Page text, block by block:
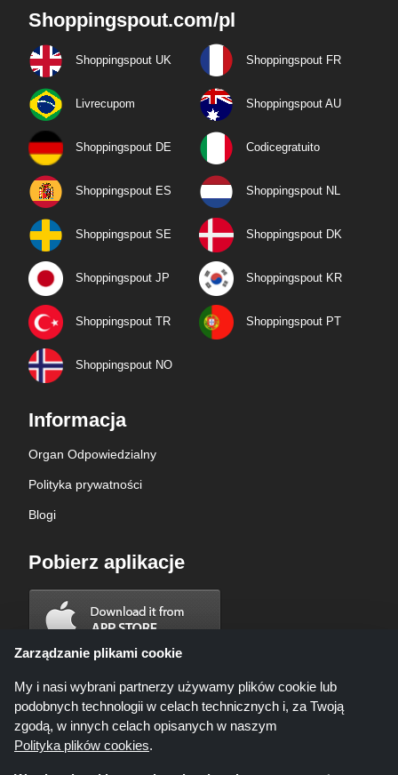
Shoppingspout.com/pl
Shoppingspout UK Shoppingspout FR
Livrecupom Shoppingspout AU
Shoppingspout DE Codicegratuito
Shoppingspout ES Shoppingspout NL
Shoppingspout SE Shoppingspout DK
Shoppingspout JP Shoppingspout KR
Shoppingspout TR Shoppingspout PT
Shoppingspout NO
Informacja
Organ Odpowiedzialny
Polityka prywatności
Blogi
Pobierz aplikacje
Zarządzanie plikami cookie
My i nasi wybrani partnerzy używamy plików cookie lub
podobnych technologii w celach technicznych i, za Twoją
zgodą, w innych celach opisanych w naszym
Polityka plików cookies.